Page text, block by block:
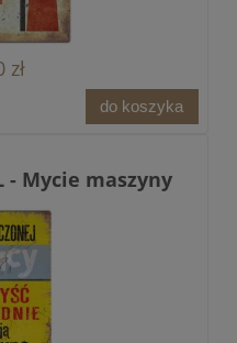
zł
do koszyka
- Mycie maszyny